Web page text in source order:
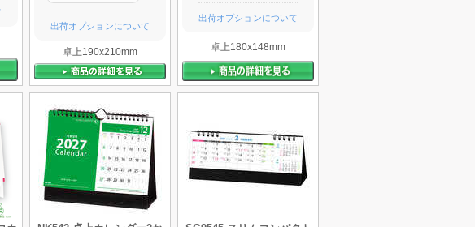
出荷オプションについて
卓上190x210mm
出荷オプションについて
卓上180x148mm